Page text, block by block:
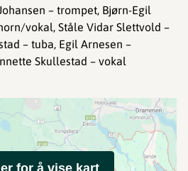
– trompet, Bjørn-Egil
vokal, Ståle Vidar Slettvold –
– tuba, Egil Arnesen –
Skullestad – vokal
for å vise kart